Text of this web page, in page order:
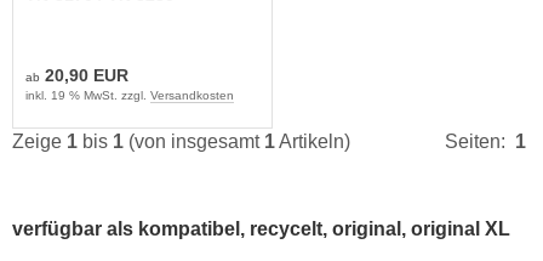
ab 20,90 EUR
inkl. 19 % MwSt. zzgl. Versandkosten
Zeige 1 bis 1 (von insgesamt 1Artikeln) Seiten: 1
verfügbar als kompatibel, recycelt, original, original XL